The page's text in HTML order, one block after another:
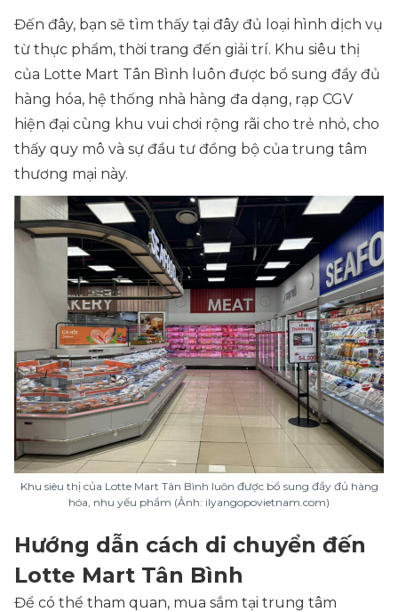
Đến đây, bạn sẽ tìm thấy tại đây đủ loại hình dịch vụ
từ thực phẩm, thời trang đến giải trí. Khu siêu thị
của Lotte Mart Tân Bình luôn được bổ sung đầy đủ
hàng hóa, hệ thống nhà hàng đa dạng, rạp CGV
hiện đại cùng khu vui chơi rộng rãi cho trẻ nhỏ, cho
thấy quy mô và sự đầu tư đồng bộ của trung tâm
thương mại này.
Khu siêu thị của Lotte Mart Tân Bình luôn được bổ sung đầy đủ hàng
hóa, nhu yếu phẩm (Ảnh: ilyangopovietnam.com)
Hướng dẫn cách di chuyển đến
Lotte Mart Tân Bình
Để có thể tham quan, mua sắm tại trung tâm